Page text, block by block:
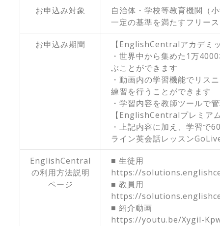
お申込み対象
自治体・学校等教育機関（
一定の基準を満たすフリー
お申込み期間
【EnglishCentralアカデミ
・世界中から集めた1万
ぶことができます
・動画内の学習機能でリス
練習を行うことができます
・学習内容を教師ツールで
【EnglishCentralプレミア
・上記内容に加え、学習で
ライン英会話レッスン
EnglishCentral
の利用方法説明
ページ
■ 生徒用
https://
■ 教員用
https://
■ 紹介動画
https://youtu.be/Xygil-